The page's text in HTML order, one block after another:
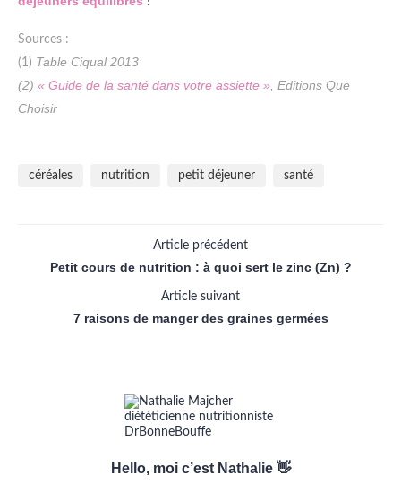
Sources :
(1) Table Ciqual 2013
(2) « Guide de la santé dans votre assiette » , Editions Que
Choisir
céréales nutrition petit déjeuner santé
Article précédent
Petit cours de nutrition : à quoi sert le zinc (Zn) ?
Article suivant
7 raisons de manger des graines germées
Hello, moi c’est Nathalie 👋